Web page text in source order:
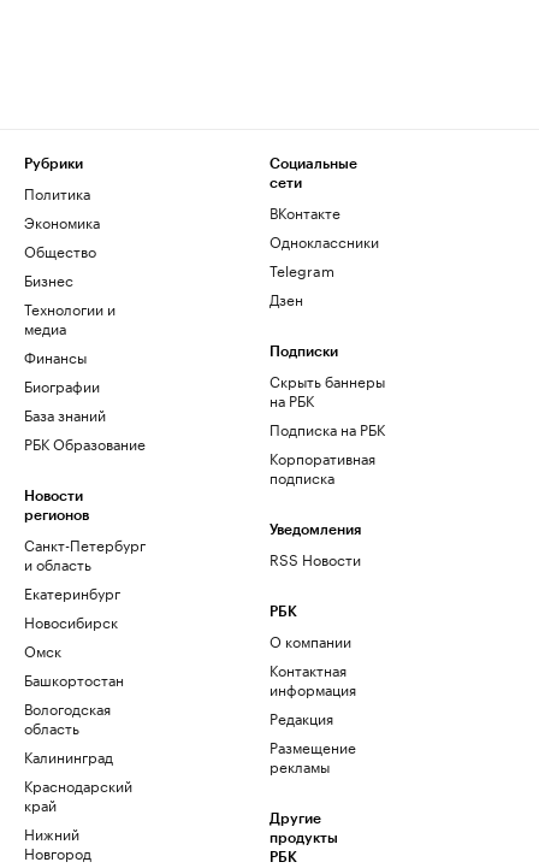
Рубрики
Политика
Экономика
Общество
Бизнес
Технологии и
медиа
Финансы
Биографии
База знаний
РБК Образование
Новости
регионов
Санкт-Петербург
и область
Екатеринбург
Новосибирск
Омск
Башкортостан
Вологодская
область
Калининград
Краснодарский
край
Нижний
Новгород
Социальные
сети
ВКонтакте
Одноклассники
Telegram
Дзен
Подписки
Скрыть баннеры
на РБК
Подписка на РБК
Корпоративная
подписка
Уведомления
RSS Новости
РБК
О компании
Контактная
информация
Редакция
Размещение
рекламы
Другие
продукты
РБК